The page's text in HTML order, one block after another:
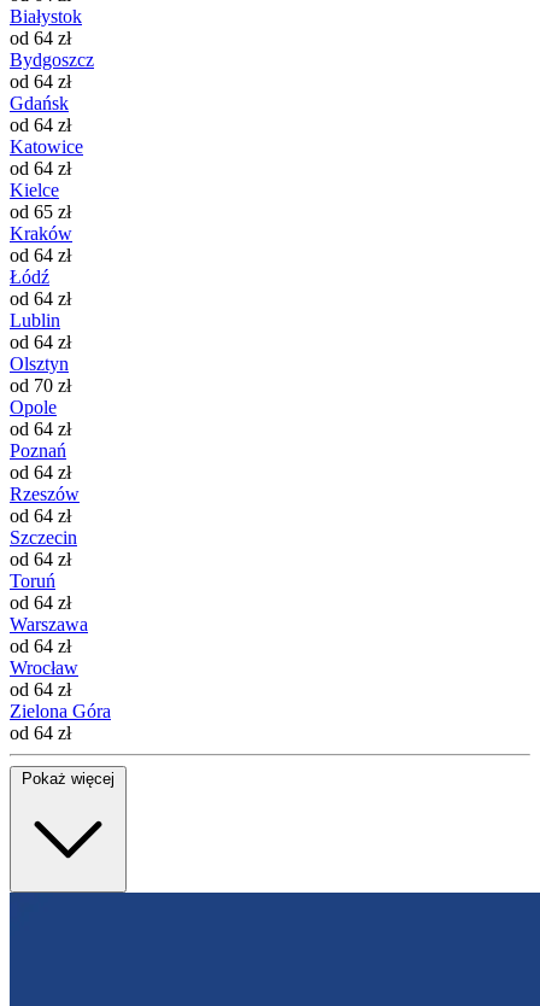
Białystok
od 64 zł
Bydgoszcz
od 64 zł
Gdańsk
od 64 zł
Katowice
od 64 zł
Kielce
od 65 zł
Kraków
od 64 zł
Łódź
od 64 zł
Lublin
od 64 zł
Olsztyn
od 70 zł
Opole
od 64 zł
Poznań
od 64 zł
Rzeszów
od 64 zł
Szczecin
od 64 zł
Toruń
od 64 zł
Warszawa
od 64 zł
Wrocław
od 64 zł
Zielona Góra
od 64 zł